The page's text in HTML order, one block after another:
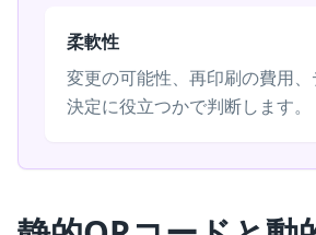
柔軟性
変更の可能性、再印刷の費用
決定に役立つかで判断します。